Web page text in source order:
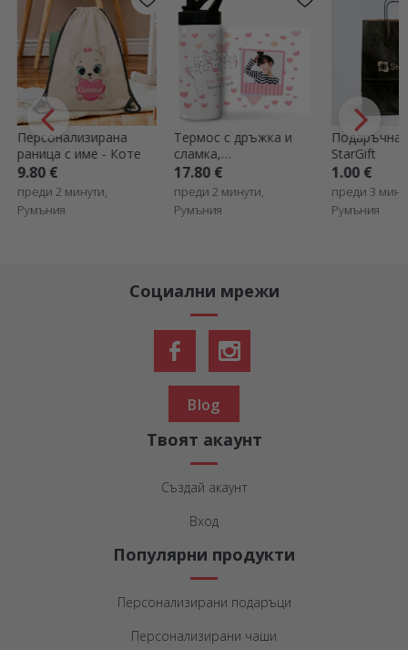
Персонализирана
раница с име - Коте
9.80 €
преди 2 минути,
Румъния
Термос с дръжка и
сламка,
персонализиран с име
и снимка - Kitty
17.80 €
преди 2 минути,
Румъния
Подаръчна
StarGift
1.00 €
преди 3
Румъния
Социални мрежи
Blog
Твоят акаунт
Създай акаунт
Вход
Популярни продукти
Персонализирани подаръци
Персонализирани чаши